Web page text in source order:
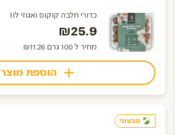
כדורי חלבה קוקוס ואגוזי לוז
₪25.9
מחיר ל 100 גרם ₪11.26
הוספת מוצר
טבעוני